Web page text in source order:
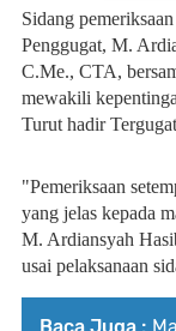
Sidang
Penggugat, M.
C.Me., CTA,
mewakili
Turut hadir
"Pemeriksaan
yang jelas kepada
M. Ardiansyah
usai pelaksanaan